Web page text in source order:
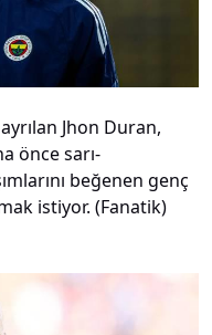
Jhon Duran,
önce sarı-
beğenen genç
istiyor. (Fanatik)